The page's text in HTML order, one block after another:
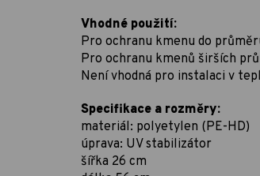
Vhodné použití:
Pro ochranu kmenu do
Pro ochranu kmenů širších
Není vhodná pro instalaci v
Specifikace a rozměry:
materiál: polyetylen (PE-HD)
úprava: UV stabilizátor
šířka 26 cm